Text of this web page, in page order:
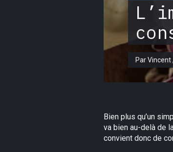
Par
Bien plus qu’un
va bien au-delà de
convient donc de